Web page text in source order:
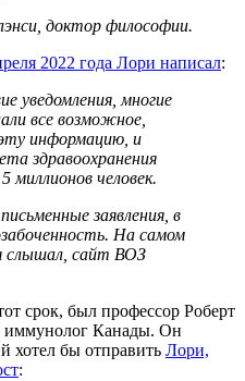
доктор философии.
2022 года Лори написал:
уведомления, многие
все возможное,
информацию, и
здравоохранения
миллионов человек.
заявления, в
На самом
слышал, сайт ВОЗ
срок, был профессор Роберт
иммунолог Канады. Он
хотел бы отправить Лори,
: